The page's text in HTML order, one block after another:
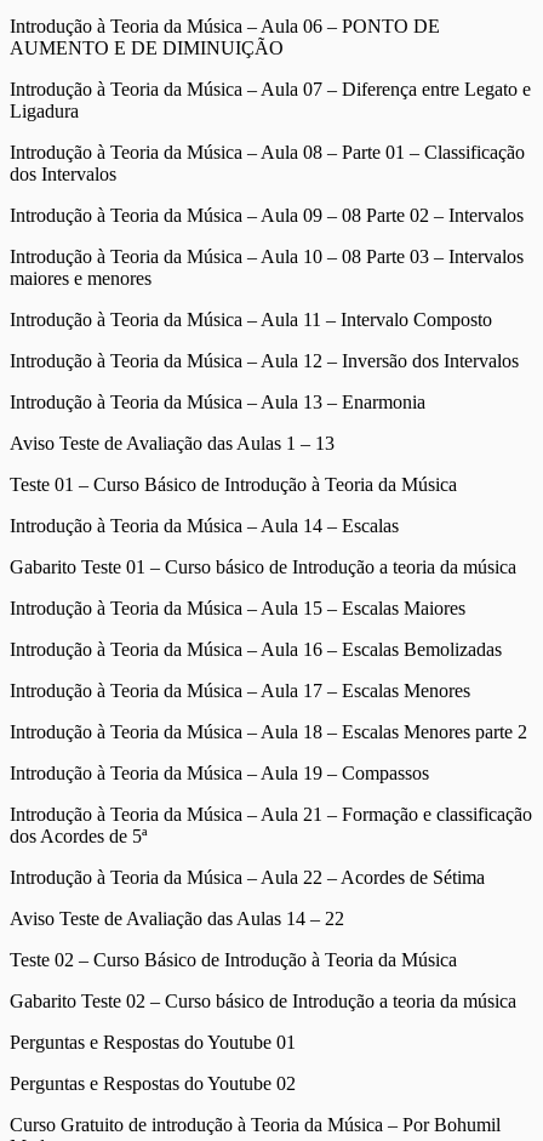
Introdução à Teoria da Música – Aula 06 – PONTO DE
AUMENTO E DE DIMINUIÇÃO
Introdução à Teoria da Música – Aula 07 – Diferença entre Legato e
Ligadura
Introdução à Teoria da Música – Aula 08 – Parte 01 – Classificação
dos Intervalos
Introdução à Teoria da Música – Aula 09 – 08 Parte 02 – Intervalos
Introdução à Teoria da Música – Aula 10 – 08 Parte 03 – Intervalos
maiores e menores
Introdução à Teoria da Música – Aula 11 – Intervalo Composto
Introdução à Teoria da Música – Aula 12 – Inversão dos Intervalos
Introdução à Teoria da Música – Aula 13 – Enarmonia
Aviso Teste de Avaliação das Aulas 1 – 13
Teste 01 – Curso Básico de Introdução à Teoria da Música
Introdução à Teoria da Música – Aula 14 – Escalas
Gabarito Teste 01 – Curso básico de Introdução a teoria da música
Introdução à Teoria da Música – Aula 15 – Escalas Maiores
Introdução à Teoria da Música – Aula 16 – Escalas Bemolizadas
Introdução à Teoria da Música – Aula 17 – Escalas Menores
Introdução à Teoria da Música – Aula 18 – Escalas Menores parte 2
Introdução à Teoria da Música – Aula 19 – Compassos
Introdução à Teoria da Música – Aula 21 – Formação e classificação
dos Acordes de 5ª
Introdução à Teoria da Música – Aula 22 – Acordes de Sétima
Aviso Teste de Avaliação das Aulas 14 – 22
Teste 02 – Curso Básico de Introdução à Teoria da Música
Gabarito Teste 02 – Curso básico de Introdução a teoria da música
Perguntas e Respostas do Youtube 01
Perguntas e Respostas do Youtube 02
Curso Gratuito de introdução à Teoria da Música – Por Bohumil